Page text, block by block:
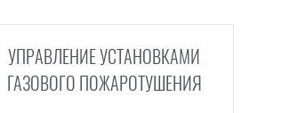
УПРАВЛЕНИЕ УСТАНОВКАМИ
ГАЗОВОГО ПОЖАРОТУШЕНИЯ